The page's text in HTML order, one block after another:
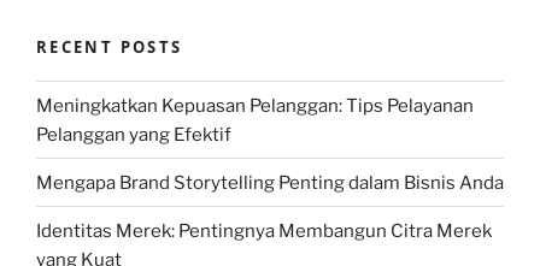
RECENT POSTS
Meningkatkan Kepuasan Pelanggan: Tips Pelayanan
Pelanggan yang Efektif
Mengapa Brand Storytelling Penting dalam Bisnis Anda
Identitas Merek: Pentingnya Membangun Citra Merek
yang Kuat